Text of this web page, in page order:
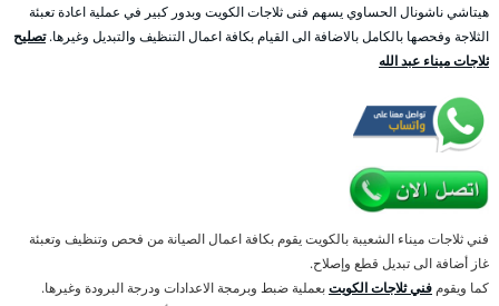
هيتاشي ناشونال الحساوي يسهم فنى ثلاجات الكويت وبدور كبير في عملية اعادة تعبئة
الثلاجة وفحصها بالكامل بالاضافة الى القيام بكافة اعمال التنظيف والتبديل وغيرها.تصليح
ثلاجات ميناء عبد الله
فني ثلاجات ميناء الشعيبة بالكويت يقوم بكافة اعمال الصيانة من فحص وتنظيف وتعبئة
غاز أضافة الى تبديل قطع وإصلاح.
كما ويقوم فني ثلاجات الكويتبعملية ضبط وبرمجة الاعدادات ودرجة البرودة وغيرها.